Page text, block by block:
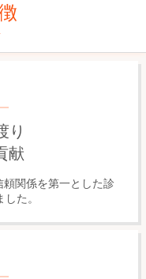
り
献
関係を第一とした診
た。